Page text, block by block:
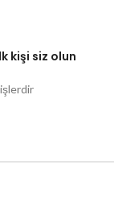
kişi siz olun